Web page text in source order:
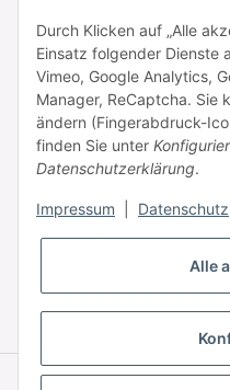
Durch Klicken auf „Alle
Einsatz folgender Dienste
Vimeo, Google Analytics,
Manager, ReCaptcha. Sie
ändern (Fingerabdruck-
finden Sie unter
Datenschutzerklärung.
Impressum Datenschutz
Alle
Informationen
Zahlung & Versand
© © 2025 HAAR PROFI – A